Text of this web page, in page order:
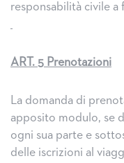
responsabilità civile
ART. 5 Prenotazioni
La domanda di
apposito modulo, se
ogni sua parte e
delle iscrizioni al